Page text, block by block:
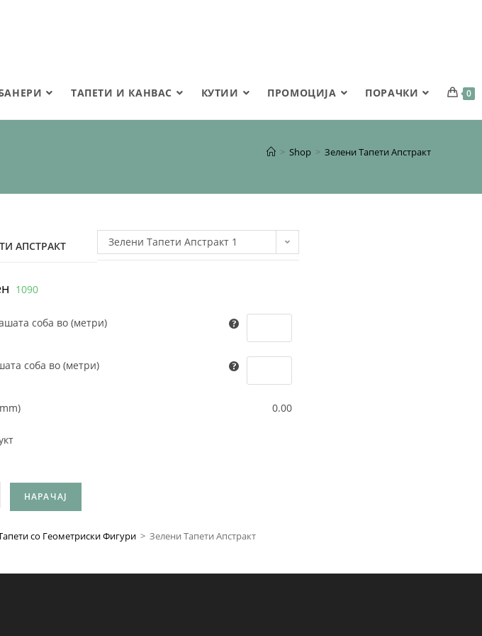
ТАПЕТИ И КАНВАС КУТИИ ПРОМОЦИЈА ПОРАЧКИ 0
> Shop > Зелени Тапети Апстракт
АПСТРАКТ Зелени Тапети Апстракт 1
1090
соба во (метри)
соба во (метри)
0.00
НАРАЧАЈ
со Геометриски Фигури > Зелени Тапети Апстракт